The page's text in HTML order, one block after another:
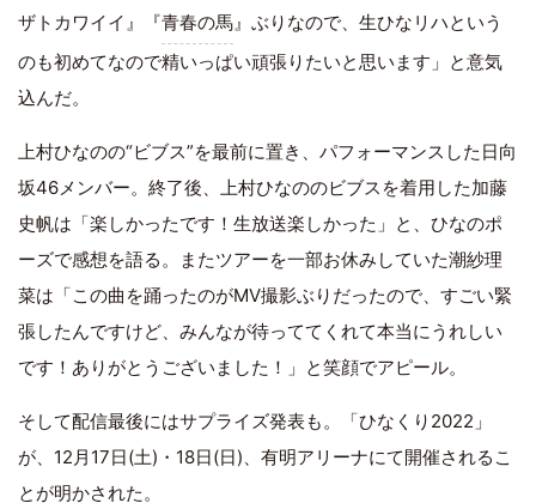
ザトカワイイ』『青春の馬』ぶりなので、生ひなリハという
のも初めてなので精いっぱい頑張りたいと思います」と意気
込んだ。
上村ひなのの“ビブス”を最前に置き、パフォーマンスした日向
坂46メンバー。終了後、上村ひなののビブスを着用した加藤
史帆は「楽しかったです！生放送楽しかった」と、ひなのポ
ーズで感想を語る。またツアーを一部お休みしていた潮紗理
菜は「この曲を踊ったのがMV撮影ぶりだったので、すごい緊
張したんですけど、みんなが待っててくれて本当にうれしい
です！ありがとうございました！」と笑顔でアピール。
そして配信最後にはサプライズ発表も。「ひなくり2022」
が、12月17日(土)・18日(日)、有明アリーナにて開催されるこ
とが明かされた。